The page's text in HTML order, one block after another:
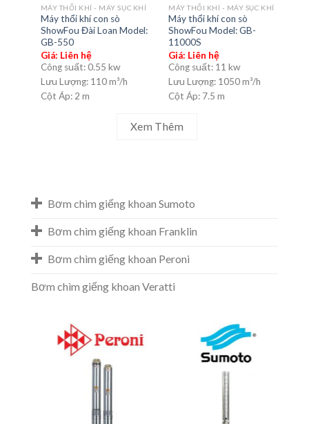
MÁY THỔI KHÍ - MÁY SỤC KHÍ
Máy thổi khí con sò
ShowFou Đài Loan Model:
GB-550
Giá: Liên hệ
Công suất:0.55 kw
Lưu Lượng:110 m³/h
Cột Áp:2 m
MÁY THỔI KHÍ - MÁY SỤC KHÍ
Máy thổi khí con sò
ShowFou Model: GB-
11000S
Giá: Liên hệ
Công suất:11 kw
Lưu Lượng:1050 m³/h
Cột Áp:7.5 m
Xem Thêm
Bơm chìm giếng khoan Sumoto
Bơm chìm giếng khoan Franklin
Bơm chìm giếng khoan Peroni
Bơm chìm giếng khoan Veratti